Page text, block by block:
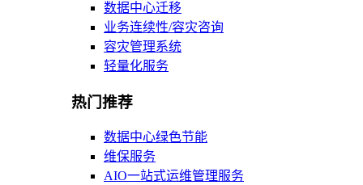
数据中心迁移
业务连续性/容灾咨询
容灾管理系统
轻量化服务
热门推荐
数据中心绿色节能
维保服务
AIO一站式运维管理服务